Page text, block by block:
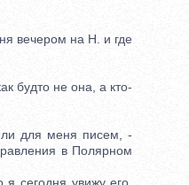
вечером на Н. и где
будто не она, а кто-
для меня писем, -
в Полярном